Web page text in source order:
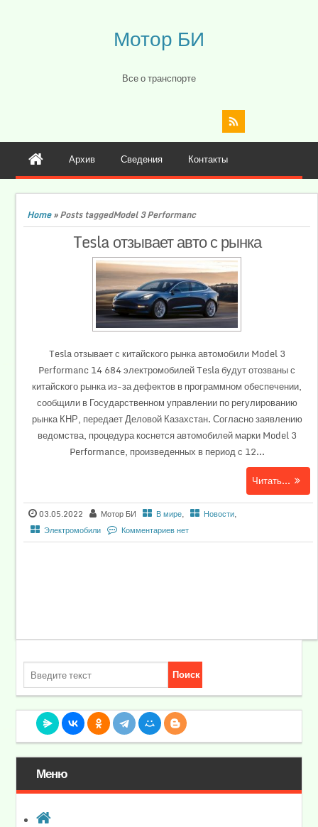
Мотор БИ
Все о транспорте
Архив Сведения Контакты
Home»Posts taggedModel 3 Performanc
Tesla отзывает авто с рынка
Tesla отзывает с китайского рынка автомобили Model 3
Performanc 14 684 электромобилей Tesla будут отозваны с
китайского рынка из-за дефектов в программном обеспечении,
сообщили в Государственном управлении по регулированию
рынка КНР, передает Деловой Казахстан. Согласно заявлению
ведомства, процедура коснется автомобилей марки Model 3
Performance, произведенных в период с 12...
Читать...
03.05.2022 Мотор БИ В мире, Новости,
Электромобили
Комментариев нет
Меню